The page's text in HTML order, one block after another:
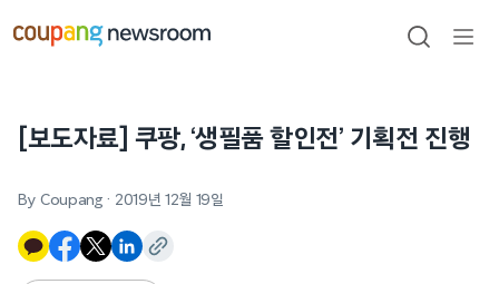
건너뛰기
검색
[보도자료] 쿠팡, ‘생필품 할인전’ 기획전 진행
By Coupang · 2019년 12월 19일